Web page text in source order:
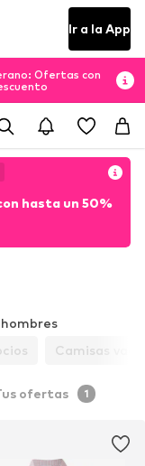
Ir a la App
Ofertas con
hasta un 50%
hombres
Camisas
ofertas 1